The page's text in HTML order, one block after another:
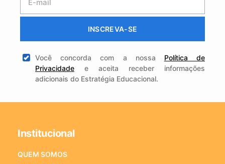
INSCREVA-SE
Você concorda com a nossa Política de
Privacidade e aceita receber informações
adicionais do Estratégia Educacional.
Institucional
QUEM SOMOS